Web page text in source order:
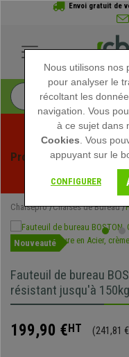
Envoi gratuit de
Profitez des soldes
exclusives pour
Chaisepro Chaises de Bureau
Nouveauté
Fauteuil de bureau
résistant jusqu'à
199,90 €HT (241,81
Nous utilisons nos
pour analyser le
récoltant les
navigation. Vous
à ce sujet dans
Cookies . Vous
appuyant sur le
CONFIGURER